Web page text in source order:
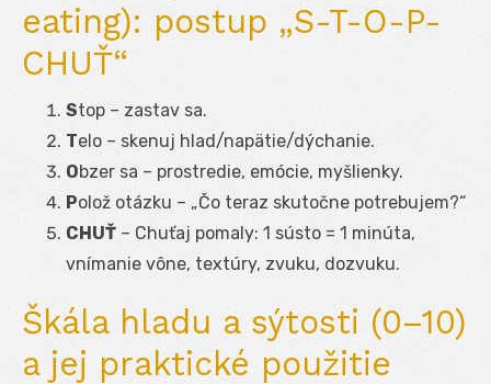
eating): postup „S-T-O-P-
CHUŤ“
Stop – zastav sa.
Telo – skenuj hlad/napätie/dýchanie.
Obzer sa – prostredie, emócie, myšlienky.
Polož otázku – „Čo teraz skutočne potrebujem?“
CHUŤ – Chuťaj pomaly: 1 sústo = 1 minúta,
vnímanie vône, textúry, zvuku, dozvuku.
Škála hladu a sýtosti (0–10)
a jej praktické použitie